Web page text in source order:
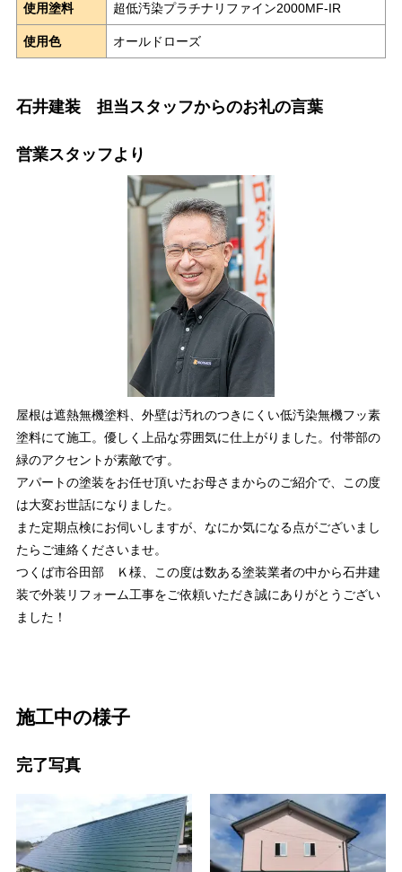
使用塗料 超低汚染プラチナリファイン2000MF-IR
使用色 オールドローズ
石井建装 担当スタッフからのお礼の言葉
営業スタッフより
屋根は遮熱無機塗料、外壁は汚れのつきにくい低汚染無機フッ素
塗料にて施工。優しく上品な雰囲気に仕上がりました。付帯部の
緑のアクセントが素敵です。
アパートの塗装をお任せ頂いたお母さまからのご紹介で、この度
は大変お世話になりました。
また定期点検にお伺いしますが、なにか気になる点がございまし
たらご連絡くださいませ。
つくば市谷田部 Ｋ様、この度は数ある塗装業者の中から石井建
装で外装リフォーム工事をご依頼いただき誠にありがとうござい
ました！
施工中の様子
完了写真